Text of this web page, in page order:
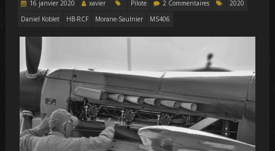
16 janvier 2020 xavier Pilote 2 Commentaires
2020
Daniel Koblet
HB-RCF Morane-Saulnier MS406